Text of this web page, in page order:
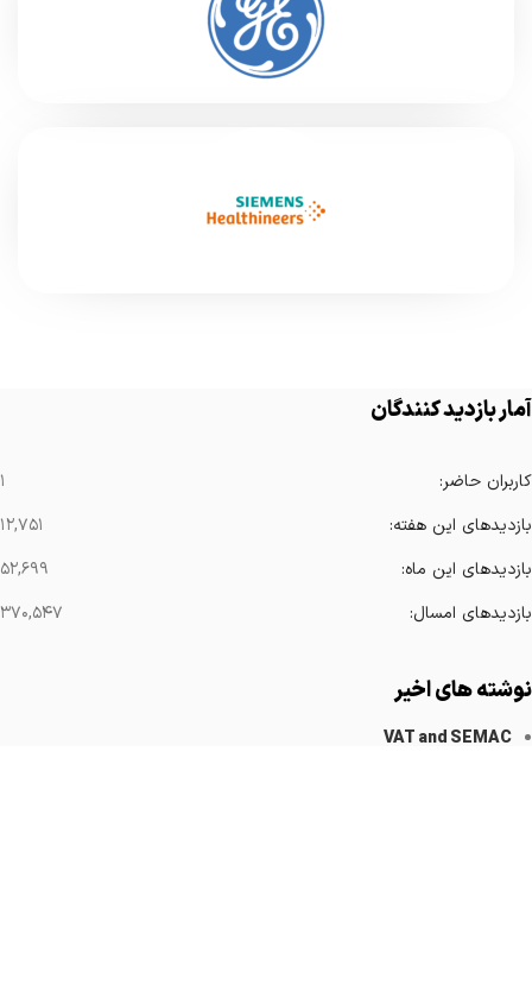
آمار بازدید کنندگان
کاربران حاضر:
۱
بازدیدهای این هفته:
۱۲,۷۵۱
بازدیدهای این ماه:
۵۲,۶۹۹
بازدیدهای امسال:
۳۷۰,۵۴۷
نوشته های اخیر
VAT and SEMAC